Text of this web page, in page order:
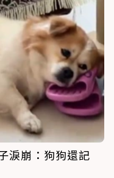
淚崩：狗狗還記